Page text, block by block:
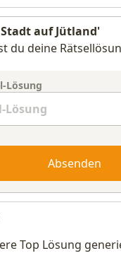
auf Jütland'
du deine
Lösung
Absenden
Top Lösung